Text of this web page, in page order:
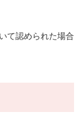
て認められた場合